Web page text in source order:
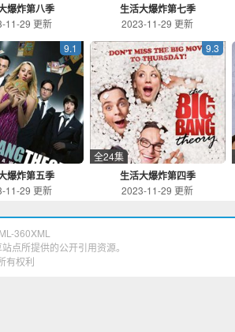
爆炸第八季
11-29 更新
生活大爆炸第七季
2023-11-29 更新
爆炸第五季
9.1
11-29 更新
生活大爆炸第四季
9.3
全24集
2023-11-29 更新
-360XML
点所提供的公开引用资源。
有权利